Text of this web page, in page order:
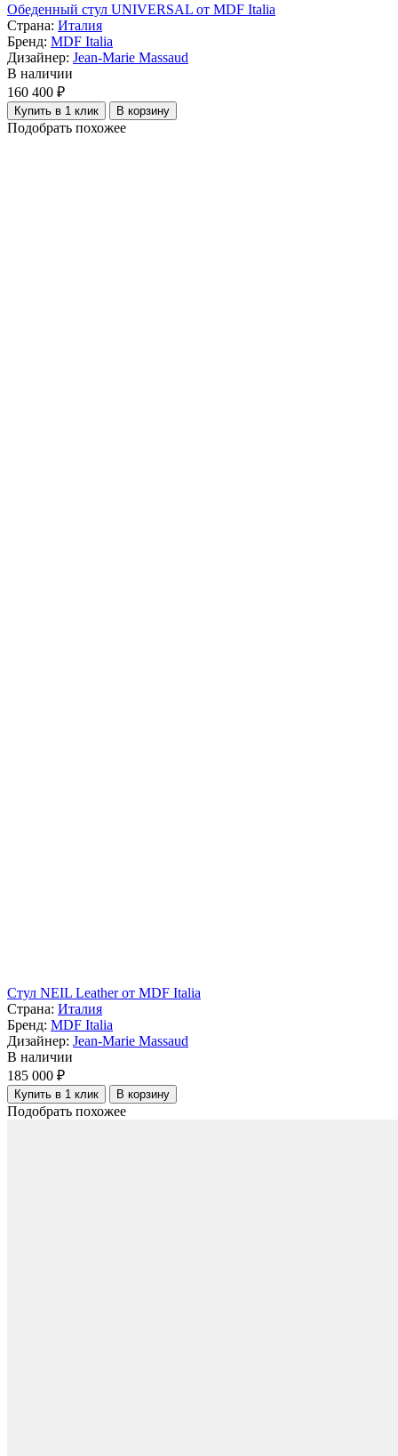
Обеденный стул UNIVERSAL от MDF Italia
Страна: Италия
Бренд: MDF Italia
Дизайнер: Jean-Marie Massaud
В наличии
160 400 ₽
Купить в 1 клик В корзину
Подобрать похожее
Стул NEIL Leather от MDF Italia
Страна: Италия
Бренд: MDF Italia
Дизайнер: Jean-Marie Massaud
В наличии
185 000 ₽
Купить в 1 клик В корзину
Подобрать похожее